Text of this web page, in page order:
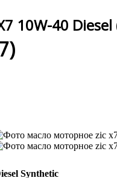
10W-40 Diesel
)
Synthetic